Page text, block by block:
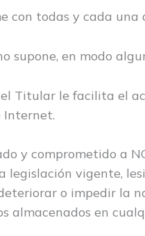
con todas y cada
supone, en modo
Titular le facilita el
Internet.
y comprometido a
legislación vigente,
o impedir la
almacenados en